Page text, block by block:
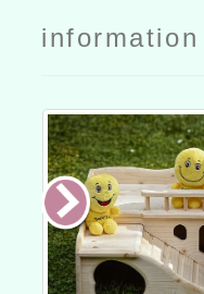
information